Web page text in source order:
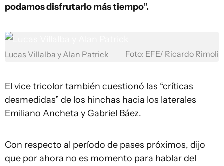
podamos disfrutarlo más tiempo”.
Lucas Villalba y Alan Patrick Foto: EFE/ Ricardo Rimoli
El vice tricolor también cuestionó las “críticas
desmedidas” de los hinchas hacia los laterales
Emiliano Ancheta y Gabriel Báez.
Con respecto al período de pases próximos, dijo
que por ahora no es momento para hablar del